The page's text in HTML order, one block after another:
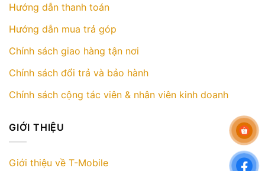
Hướng dẫn thanh toán
Hướng dẫn mua trả góp
Chính sách giao hàng tận nơi
Chính sách đổi trả và bảo hành
Chính sách cộng tác viên & nhân viên kinh doanh
GIỚI THIỆU
Giới thiệu về T-Mobile